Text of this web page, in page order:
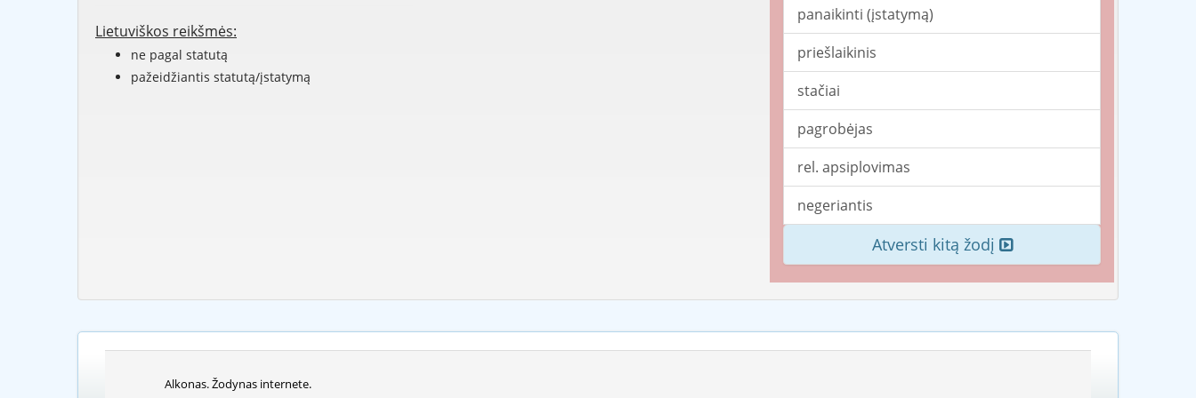
Lietuviškos reikšmės:
ne pagal statutą
pažeidžiantis statutą/įstatymą
panaikinti (įstatymą)
priešlaikinis
stačiai
pagrobėjas
rel. apsiplovimas
negeriantis
Atversti kitą žodį
Alkonas. Žodynas internete.